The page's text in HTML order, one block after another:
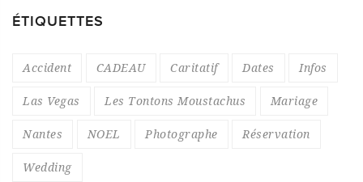
ÉTIQUETTES
Accident CADEAU Caritatif Dates Infos
Las Vegas Les Tontons Moustachus Mariage
Nantes NOEL Photographe Réservation
Wedding